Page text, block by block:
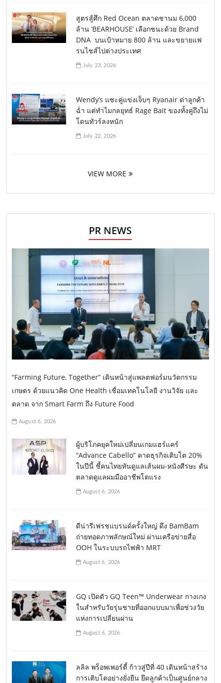
สูตรสู้ศึก Red Ocean ตลาดชานม 6,000
ล้าน ‘BEARHOUSE’ เลือกชนะด้วย Brand
DNA บนเป้าหมาย 800 ล้าน และขยายแฟ
รนไชส์ไปต่างประเทศ
July 23, 2026
Wendy’s แซะคู่แข่งเจ็บๆ Ryanair ด่าลูกค้า
ฉ่ำ แต่ทำไมกลยุทธ์ Rage Bait ของทั้งคู่ถึงไม่
โดนทัวร์ลงหนัก
July 22, 2026
VIEW MORE
PR NEWS
“Farming Future, Together” เดินหน้าสู่แพลตฟอร์มนวัตกรรม
เกษตร ด้วยแนวคิด One Health เชื่อมเทคโนโลยี งานวิจัย และ
ตลาด จาก Smart Farm ถึง Future Food
August 6, 2026
ผู้บริโภคยุคใหม่เปลี่ยนเกมแฮร์แคร์
“Advance Cabello” คาดธุรกิจเติบโต 20%
ในปีนี้ ชี้คนไทยหันดูแลเส้นผม-หนังศีรษะ ดัน
ตลาดดูแลผมมืออาชีพโตแรง
August 6, 2026
ดีน่ารีเฟรชแบรนด์ครั้งใหญ่ ดึง BamBam
ถ่ายทอดภาพลักษณ์ใหม่ ผ่านเครือข่ายสื่อ
OOH ในระบบรถไฟฟ้า MRT
August 6, 2026
GQ เปิดตัว GQ Teen™ Underwear กางเกง
ในสำหรับวัยรุ่นชายที่ออกแบบมาเพื่อช่วงวัย
แห่งการเปลี่ยนผ่าน
August 6, 2026
ลลิล พร็อพเพอร์ตี้ ก้าวสู่ปีที่ 40 เดินหน้าสร้าง
การเติบโตอย่างยั่งยืน ยึดลูกค้าเป็นศูนย์กลาง